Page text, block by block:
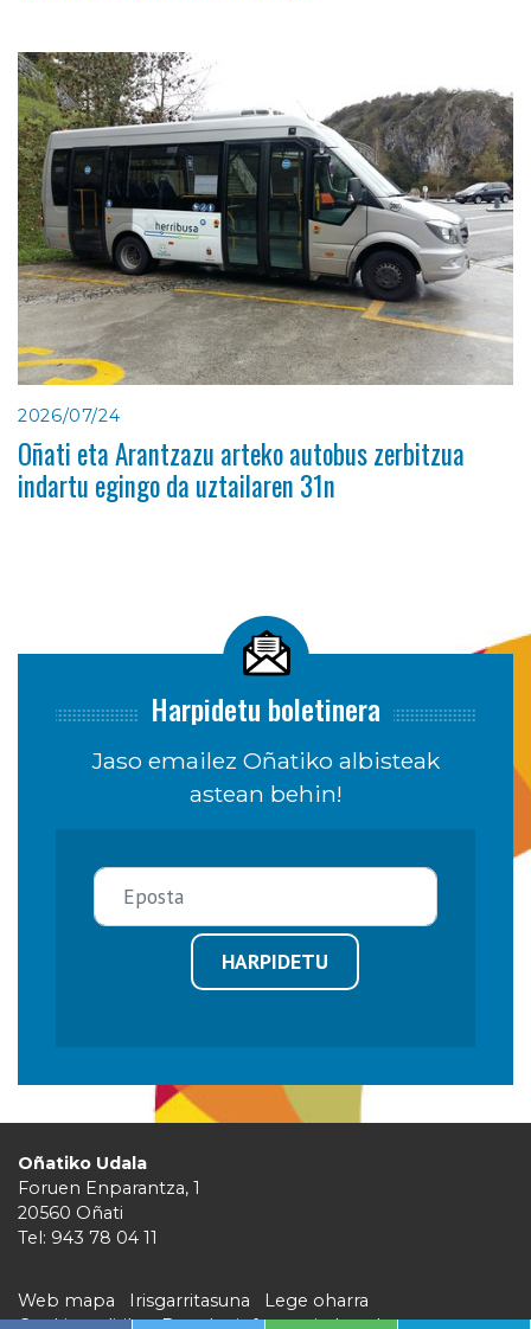
2026/07/24
Oñati eta Arantzazu arteko autobus zerbitzua
indartu egingo da uztailaren 31n
Harpidetu boletinera
Jaso emailez Oñatiko albisteak
astean behin!
HARPIDETU
Oñatiko Udala
Foruen Enparantza, 1
20560 Oñati
Tel: 943 78 04 11
Web mapa Irisgarritasuna
Lege oharra